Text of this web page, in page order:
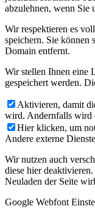
abzulehnen, wenn Sie
Wir respektieren es
speichern. Sie können
Domain entfernt.
Wir stellen Ihnen eine
gespeichert werden.
Aktivieren, damit
wird. Andernfalls wird
Hier klicken, um
Andere externe Dienste
Wir nutzen auch
diese hier
Neuladen der Seite
Google Webfont